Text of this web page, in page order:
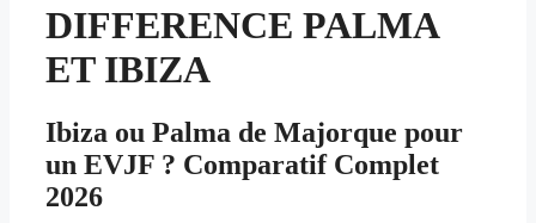
DIFFERENCE PALMA
ET IBIZA
Ibiza ou Palma de Majorque pour
un EVJF ? Comparatif Complet
2026